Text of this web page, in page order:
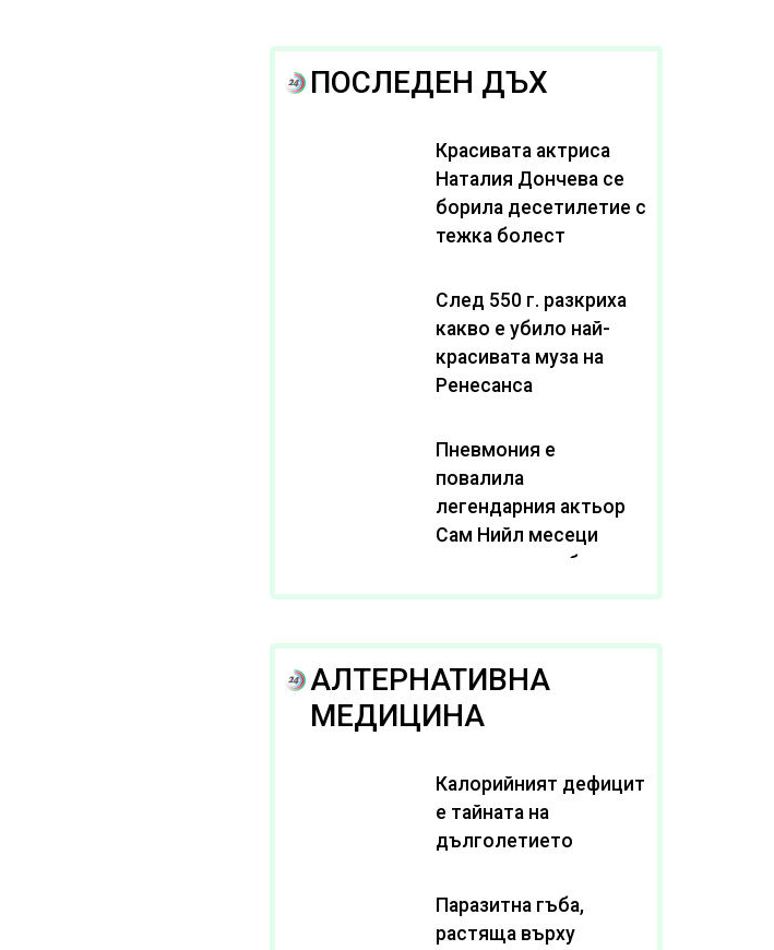
ПОСЛЕДЕН ДЪХ
Красивата актриса
Наталия Дончева се
борила десетилетие с
тежка болест
След 550 г. разкриха
какво е убило най-
красивата муза на
Ренесанса
Пневмония е
повалила
легендарния актьор
Сам Нийл месеци
след като пребори
рака
АЛТЕРНАТИВНА
МЕДИЦИНА
Калорийният дефицит
е тайната на
дълголетието
Паразитна гъба,
растяща върху